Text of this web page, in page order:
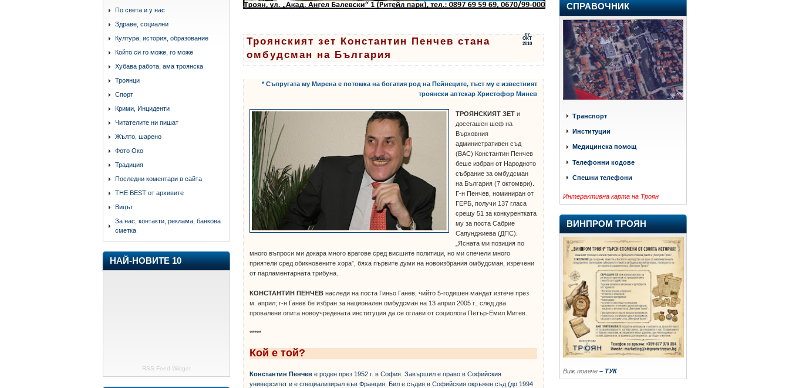
По света и у нас
Здраве, социални
Култура, история, образование
Който си го може, го може
Хубава работа, ама троянска
Троянци
Спорт
Крими, Инциденти
Читателите ни пишат
Жълто, шарено
Фото Око
Традиция
Последни коментари в сайта
THE BEST от архивите
Вицът
За нас, контакти, реклама, банкова
сметка
НАЙ-НОВИТЕ 10
RSS Feed Widget
07
ОКТ
2010
Троянският зет Константин Пенчев стана
омбудсман на България
* Съпругата му Мирена е потомка на богатия род на Пейнеците, тъст му е известният
троянски аптекар Христофор Минев
ТРОЯНСКИЯТ ЗЕТ и
досегашен шеф на
Върховния
административен съд
(ВАС) Константин Пенчев
беше избран от Народното
събрание за омбудсман
на България (7 октомври).
Г-н Пенчев, номиниран от
ГЕРБ, получи 137 гласа
срещу 51 за конкурентката
му за поста Сабрие
Сапунджиева (ДПС).
„Ясната ми позиция по
много въпроси ми докара много врагове сред висшите политици, но ми спечели много
приятели сред обикновените хора”, бяха първите думи на новоизбрания омбудсман, изречени
от парламентарната трибуна.
КОНСТАНТИН ПЕНЧЕВ наследи на поста Гиньо Ганев, чийто 5-годишен мандат изтече през
м. април; г-н Ганев бе избран за национален омбудсман на 13 април 2005 г., след два
провалени опита новоучредената институция да се оглави от социолога Петър-Емил Митев.
*****
Кой е той?
Константин Пенчев е роден през 1952 г. в София. Завършил е право в Софийския
университет и е специализирал във Франция. Бил е съдия в Софийския окръжен съд (до 1994
СПРАВОЧНИК
Транспорт
Институции
Медицинска помощ
Телефонни кодове
Спешни телефони
Интерактивна карта на Троян
ВИНПРОМ ТРОЯН
Виж повече – ТУК